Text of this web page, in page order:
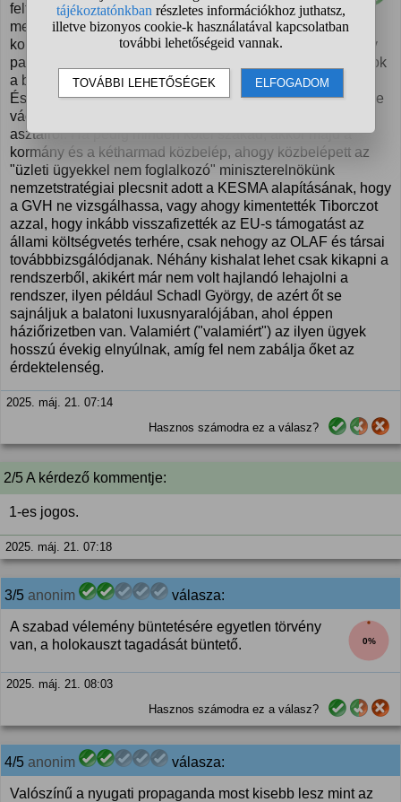
felterjesztenie őket, ami biztos nem fogja
megcsinálni. Annak a NAV-nak kellene házkutatnia, akik
kommandóval razziáztak Radics Petinél a Süsü a sárkány
paródiája miatt, de teljesen vakon vannak, mikor politikusok
a bevallott jövedelmükön felül halmozzák az ingatlanokat.
És ha valami el is indulna, annak az ügyészségnek kellene
vádat emelnie, akik rendszeresen lesöprik az ügyeket az
asztalról. Ha pedig minden kötél szakad, akkor majd a
kormány és a kétharmad közbelép, ahogy közbelépett az
"üzleti ügyekkel nem foglalkozó" miniszterelnökünk
nemzetstratégiai plecsnit adott a KESMA alapításának, hogy
a GVH ne vizsgálhassa, vagy ahogy kimentették Tiborczot
azzal, hogy inkább visszafizették az EU-s támogatást az
állami költségvetés terhére, csak nehogy az OLAF és társai
továbbbizsgálódjanak. Néhány kishalat lehet csak kikapni a
rendszerből, akikért már nem volt hajlandó lehajolni a
rendszer, ilyen például Schadl György, de azért őt se
sajnáljuk a balatoni luxusnyaralójában, ahol éppen
háziőrizetben van. Valamiért ("valamiért") az ilyen ügyek
hosszú évekig elnyúlnak, amíg fel nem zabálja őket az
érdektelenség.
2025. máj. 21. 07:14
Hasznos számodra ez a válasz?
2/5 A kérdező kommentje:
1-es jogos.
2025. máj. 21. 07:18
3/5 anonim válasza:
0%
A szabad vélemény büntetésére egyetlen törvény
van, a holokauszt tagadását büntető.
2025. máj. 21. 08:03
Hasznos számodra ez a válasz?
4/5 anonim válasza:
Valószínű a nyugati propaganda most kisebb lesz mint az